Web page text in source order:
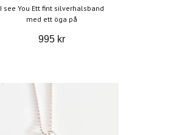
I see You Ett fint silverhalsband
med ett öga på
995 kr